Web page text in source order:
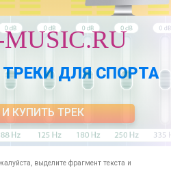
ДЛЯ СПОРТА
КУПИТЬ ТРЕК
выделите фрагмент текста и